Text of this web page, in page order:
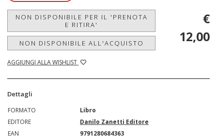
NON DISPONIBILE PER IL 'PRENOTA
E RITIRA'
NON DISPONIBILE ALL'ACQUISTO
AGGIUNGI ALLA WISHLIST
€
12,00
Dettagli
FORMATO
Libro
EDITORE
Danilo Zanetti Editore
EAN
9791280684363